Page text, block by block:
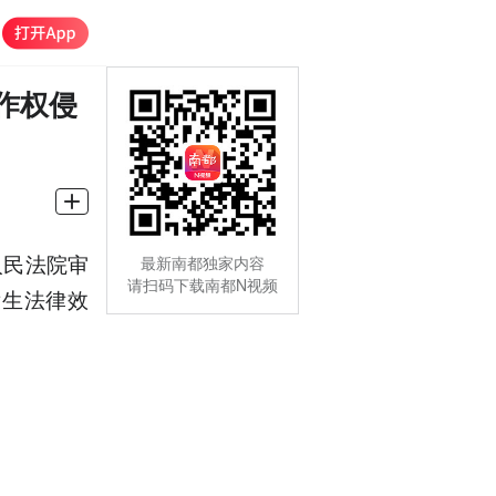
权侵
法院审
法律效
最新南都独家内容
请扫码下载南都N视频